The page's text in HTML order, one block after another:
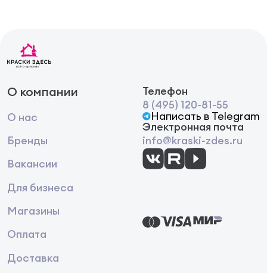
О компании
О нас
Бренды
Вакансии
Для бизнеса
Магазины
Оплата
Доставка
Телефон
8 (495) 120-81-55
Написать в Telegram
Электронная почта
info@kraski-zdes.ru